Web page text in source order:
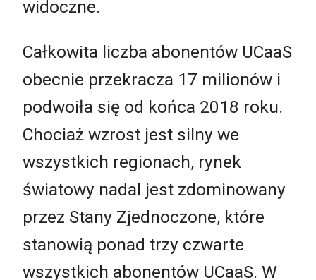
widoczne.
Całkowita liczba abonentów UCaaS
obecnie przekracza 17 milionów i
podwoiła się od końca 2018 roku.
Chociaż wzrost jest silny we
wszystkich regionach, rynek
światowy nadal jest zdominowany
przez Stany Zjednoczone, które
stanowią ponad trzy czwarte
wszystkich abonentów UCaaS. W